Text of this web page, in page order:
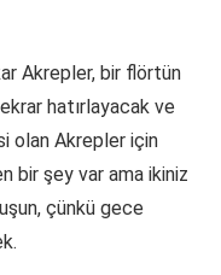
Akrepler, bir flörtün
hatırlayacak ve
olan Akrepler için
bir şey var ama ikiniz
çünkü gece